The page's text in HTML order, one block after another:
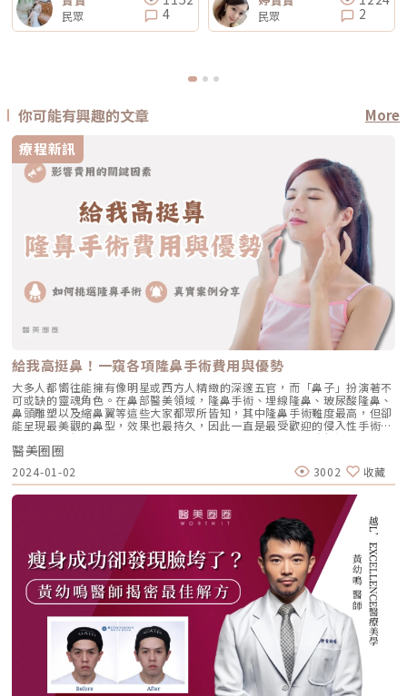
民眾
4
民眾
2
你可能有興趣的文章
More
療程新訊
給我高挺鼻！一窺各項隆鼻手術費用與優勢
大多人都嚮往能擁有像明星或西方人精緻的深邃五官，而「鼻子」扮演著不
可或缺的靈魂角色。在鼻部醫美領域，隆鼻手術、埋線隆鼻、玻尿酸隆鼻、
鼻頭雕塑以及縮鼻翼等這些大家都眾所皆知，其中隆鼻手術難度最高，但卻
能呈現最美觀的鼻型，效果也最持久，因此一直是最受歡迎的侵入性手術項
目之一。一個吸睛的鼻型應當與五官比例相符，同時能提升臉部深邃立體
感。由於不同的醫師選擇的手術方式會不同，植入材料也有所區別。而隆鼻
手術費用、各項手術優勢、影響價格的因素又有哪些呢？就讓我們繼續看下
去。 如何挑選適合的隆鼻手術？市面上眾多隆鼻手術，涵蓋一段式、二段
式、三段式等不同選擇。在眾多選項中，如何選擇最適合自己的隆鼻手術
呢？多段式隆鼻手術：透過在鼻腔內堆疊I型或L型鼻模的薄片，調整鼻高
度。同時，利用自體耳軟骨塑造鼻頭的線條、提升眉心山根並延長鼻中膈。
多段式隆鼻手術採用薄片植入物，以多層次的方式置入，不僅能讓鼻子呈現
自然，還能使組織的貼合性更好，以減輕鼻樑的負擔。1段式隆鼻：傳統的
隆鼻手術通常將I型或L型鼻模直接置入鼻腔，以達到調整鼻高度的效果。這
種手術適用於原本具有山根，期望再追求更高挺鼻樑者。2段式隆鼻：採用I
型或L型鼻模置入鼻腔，進行高度調整。同時，手術會利用自體耳軟骨，以
增添鼻頭線條。這種方法不僅呈現更自然的效果，同時耳軟骨在鼻頭充當緩
衝器，有效降低了穿刺風險。適用於鼻頭塌陷、具有山根，渴望再追求更高
挺鼻樑者。3段式隆鼻：利用I型或L型鼻模分段後置入鼻腔，調整鼻子高
度。手術採用自體耳軟骨，用以塑造鼻頭線條、提升山根高度或延長鼻中
膈。3段式結構式隆鼻手術基本上已能有效調整各種鼻型問題，特別適用於
有朝天鼻、鼻翼太寬、鼻子較塌陷等問題。隆鼻手術各項優勢與費用比較
醫美圈圈
2024-01-02 3002 收藏